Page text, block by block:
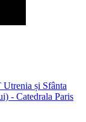
și Sfânta
- Catedrala Paris